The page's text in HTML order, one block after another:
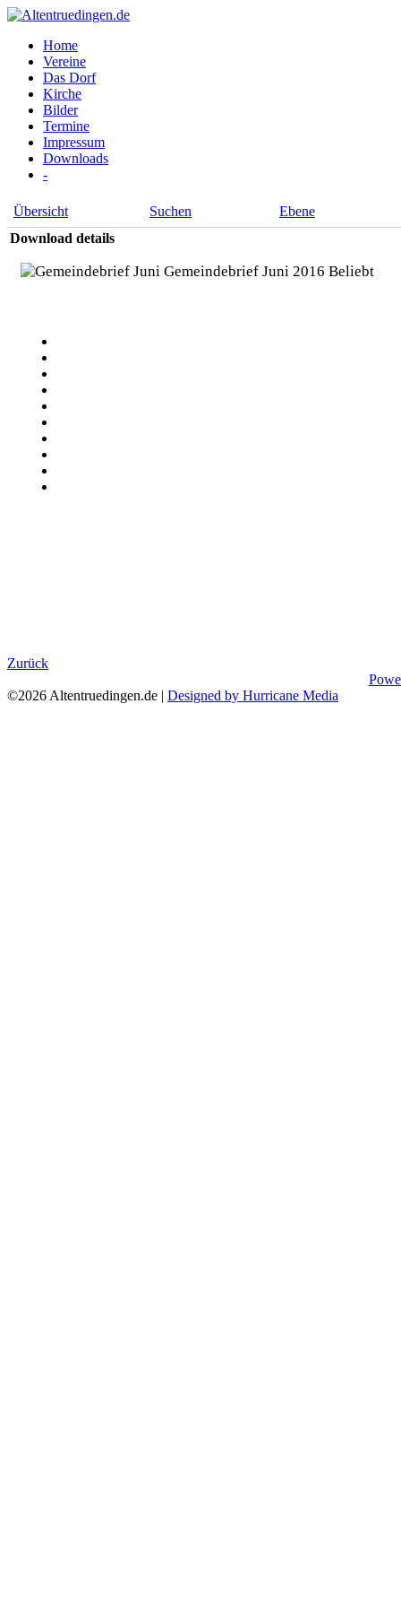
Home
Vereine
Das Dorf
Kirche
Bilder
Termine
Impressum
Downloads
-
Übersicht Suchen
Ebene
Download details
Gemeindebrief Juni 2016 Beliebt
Zurück
©2026 Altentruedingen.de | Designed by Hurricane Media